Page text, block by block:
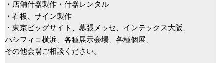
・店舗什器製作・什器レンタル
・看板、サイン製作
・東京ビッグサイト、幕張メッセ、インテックス大阪、
パシフィコ横浜、各種展示会場、各種個展、
その他会場ご相談ください。